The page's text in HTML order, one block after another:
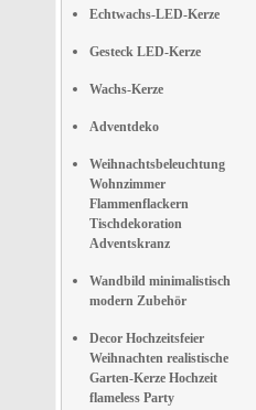
Echtwachs-LED-Kerze
Gesteck LED-Kerze
Wachs-Kerze
Adventdeko
Weihnachtsbeleuchtung
Wohnzimmer
Flammenflackern
Tischdekoration
Adventskranz
Wandbild minimalistisch
modern Zubehör
Decor Hochzeitsfeier
Weihnachten realistische
Garten-Kerze Hochzeit
flameless Party